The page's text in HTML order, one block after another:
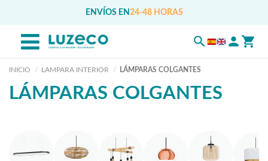
ENVÍOS EN 24-48 HORAS
INICIO LAMPARA INTERIOR LÁMPARAS COLGANTES
LÁMPARAS COLGANTES